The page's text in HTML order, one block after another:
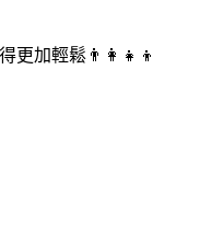
更加輕鬆👨‍👩‍👧‍👦